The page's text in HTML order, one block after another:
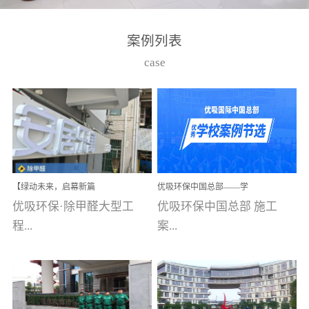
高技能的团队。汇聚了众
取得了多项产品技术专利
和多项国家版权局著作
权，获得高新技术企业称
号。生产优势自主生产自
给自足，优吸公司于2015
在广州番禺区成功建立产
品线生产基地，工厂拥有
自动化生产设备和成熟的
选择源头源材料、严控产
品质量，我们每一批的生
产产品都经过严格的质检
案例列表
case
【绿动未来，启幕新篇
章】优吸环保中标深圳安
居乐寓，超大型工装室内
空气治理项目顺利启航，
优吸环保·除甲醛大型工
程...
案例【深圳安居乐寓】室
内空气治理项目深圳安居
优吸环保中国总部——学
校施工案例(节选)
优吸环保中国总部 施工
案...
例(学校工装节选)广州南沙
小学(珠江湾校区)项目地